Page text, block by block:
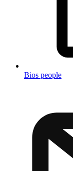
Bios people